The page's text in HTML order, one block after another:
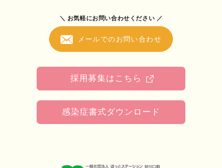
＼ お気軽にお問い合わせください ／
メールでのお問い合わせ
採用募集はこちら
感染症書式ダウンロード